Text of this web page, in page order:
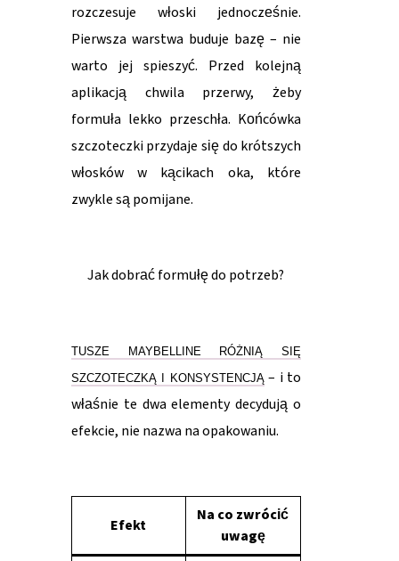
rozczesuje włoski jednocześnie.
Pierwsza warstwa buduje bazę – nie
warto jej spieszyć. Przed kolejną
aplikacją chwila przerwy, żeby
formuła lekko przeschła. Końcówka
szczoteczki przydaje się do krótszych
włosków w kącikach oka, które
zwykle są pomijane.
Jak dobrać formułę do potrzeb?
TUSZE MAYBELLINE RÓŻNIĄ SIĘ
SZCZOTECZKĄ I KONSYSTENCJĄ– i to
właśnie te dwa elementy decydują o
efekcie, nie nazwa na opakowaniu.
Efekt
Na co zwrócić
uwagę